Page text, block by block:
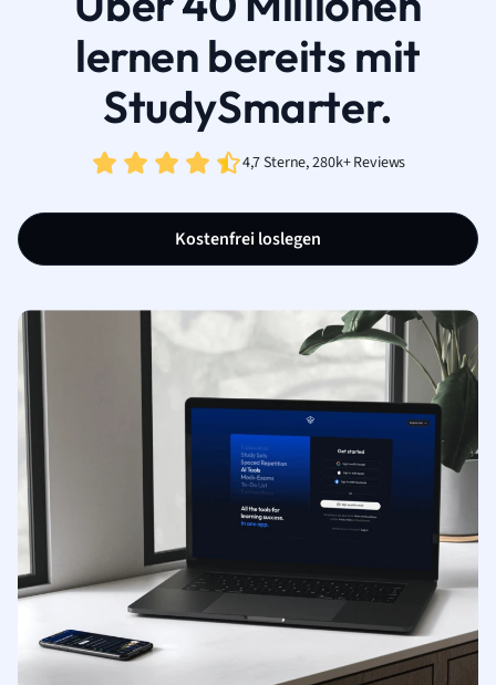
lernen bereits mit
StudySmarter.
4,7 Sterne, 280k+ Reviews
Kostenfrei loslegen